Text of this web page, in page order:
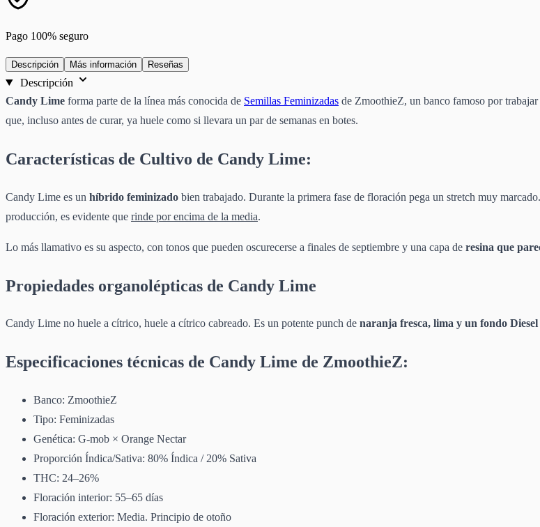
Pago 100% seguro
Descripción Más información Reseñas
Descripción
Candy Lime forma parte de la línea más conocida de Semillas Feminizadas de ZmoothieZ, un banco famoso por
que, incluso antes de curar, ya huele como si llevara un par de semanas en botes.
Características de Cultivo de Candy Lime:
Candy Lime es un híbrido feminizado bien trabajado. Durante la primera fase de floración pega un stretch muy marcado.
producción, es evidente que rinde por encima de la media.
Lo más llamativo es su aspecto, con tonos que pueden oscurecerse a finales de septiembre y una capa de resina que
Propiedades organolépticas de Candy Lime
Candy Lime no huele a cítrico, huele a cítrico cabreado. Es un potente punch de naranja fresca, lima y un fondo
Especificaciones técnicas de Candy Lime de ZmoothieZ:
Banco: ZmoothieZ
Tipo: Feminizadas
Genética: G-mob × Orange Nectar
Proporción Índica/Sativa: 80% Índica / 20% Sativa
THC: 24–26%
Floración interior: 55–65 días
Floración exterior: Media. Principio de otoño